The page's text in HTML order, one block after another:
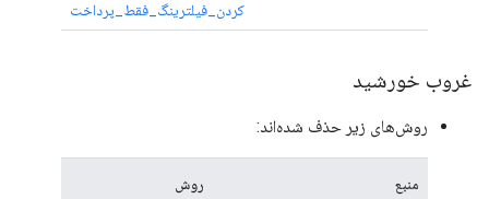
کردن_فیلترینگ_فقط_پرداخت
غروب خورشید
روش‌های زیر حذف شده‌اند:
منبع روش